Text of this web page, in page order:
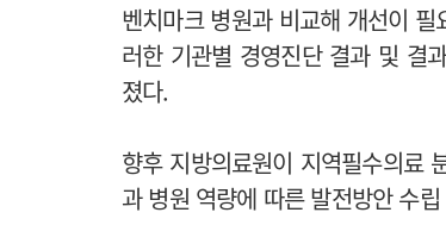
벤치마크 병원과 비교해 개선이
러한 기관별 경영진단 결과 및 결
졌다.
향후 지방의료원이 지역필수의료
과 병원 역량에 따른 발전방안 수